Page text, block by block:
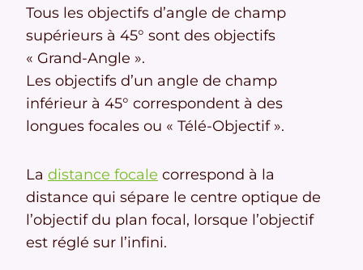
Tous les objectifs d’angle de champ
supérieurs à 45° sont des objectifs
« Grand-Angle ».
Les objectifs d’un angle de champ
inférieur à 45° correspondent à des
longues focales ou « Télé-Objectif ».
La distance focale correspond à la
distance qui sépare le centre optique de
l’objectif du plan focal, lorsque l’objectif
est réglé sur l’infini.